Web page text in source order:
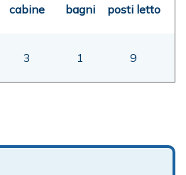
cabine bagni posti letto
3 1 9